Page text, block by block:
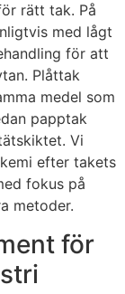
rätt tak. På
med lågt
för att
Plåttak
medel som
papptak
Vi
efter takets
fokus på
metoder.
för